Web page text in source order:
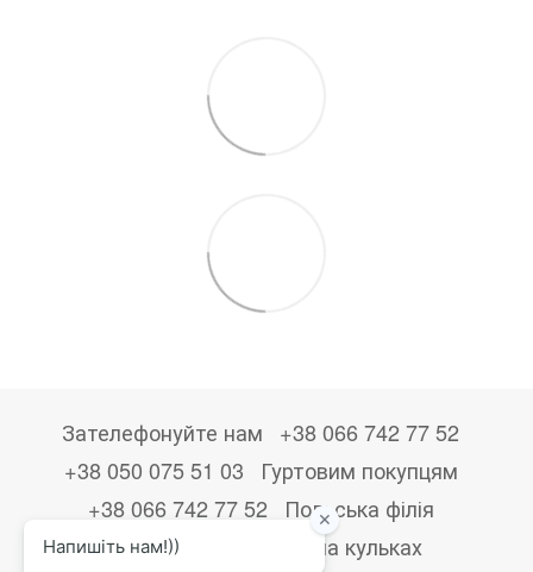
Зателефонуйте нам
+38 066 742 77 52
+38 050 075 51 03
Гуртовим покупцям
+38 066 742 77 52
Польська філія
+48533867723
Друк на кульках